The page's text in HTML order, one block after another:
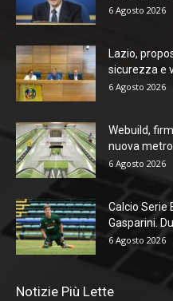
6 Agosto 2026
Lazio,
sicurezza e
6 Agosto 2026
Webuild,
nuova
6 Agosto 2026
Calcio Serie
Gasparini.
6 Agosto 2026
Notizie Più Lette